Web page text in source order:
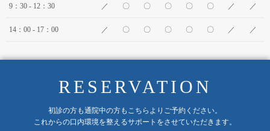
9：30 - 12：30 ／ 〇 〇 〇 〇 〇 ／ ／
14：00 - 17：00 ／ 〇 〇 〇 〇 〇 ／ ／
RESERVATION
初診の方も通院中の方もこちらよりご予約ください。
これからの口内環境を整えるサポートをさせていただきます。